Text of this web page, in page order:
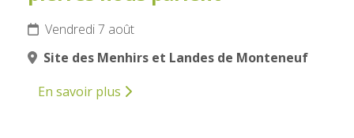
Vendredi 7 août
Site des Menhirs et Landes de Monteneuf
En savoir plus